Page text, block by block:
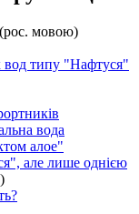
(рос. мовою)
вод типу "Нафтуся"
вода
алое"
але лише однією